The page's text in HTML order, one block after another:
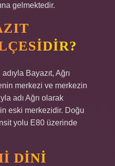
gelmektedir.
Bayazıt, Ağrı
merkezi ve merkezin
adı Ağrı olarak
eski merkezidir. Doğu
yolu E80 üzerinde
DINI